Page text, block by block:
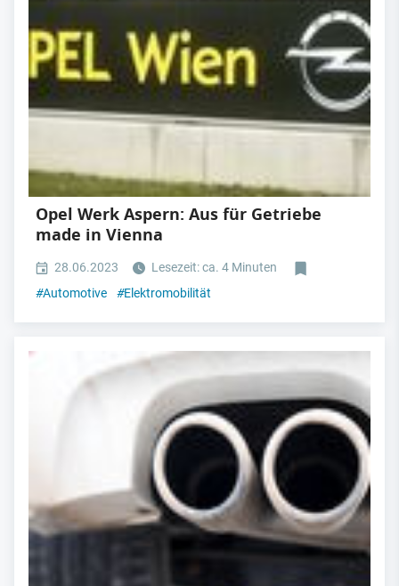
Opel Werk Aspern: Aus für Getriebe
made in Vienna
28.06.2023
Lesezeit: ca. 4 Minuten
#Automotive #Elektromobilität